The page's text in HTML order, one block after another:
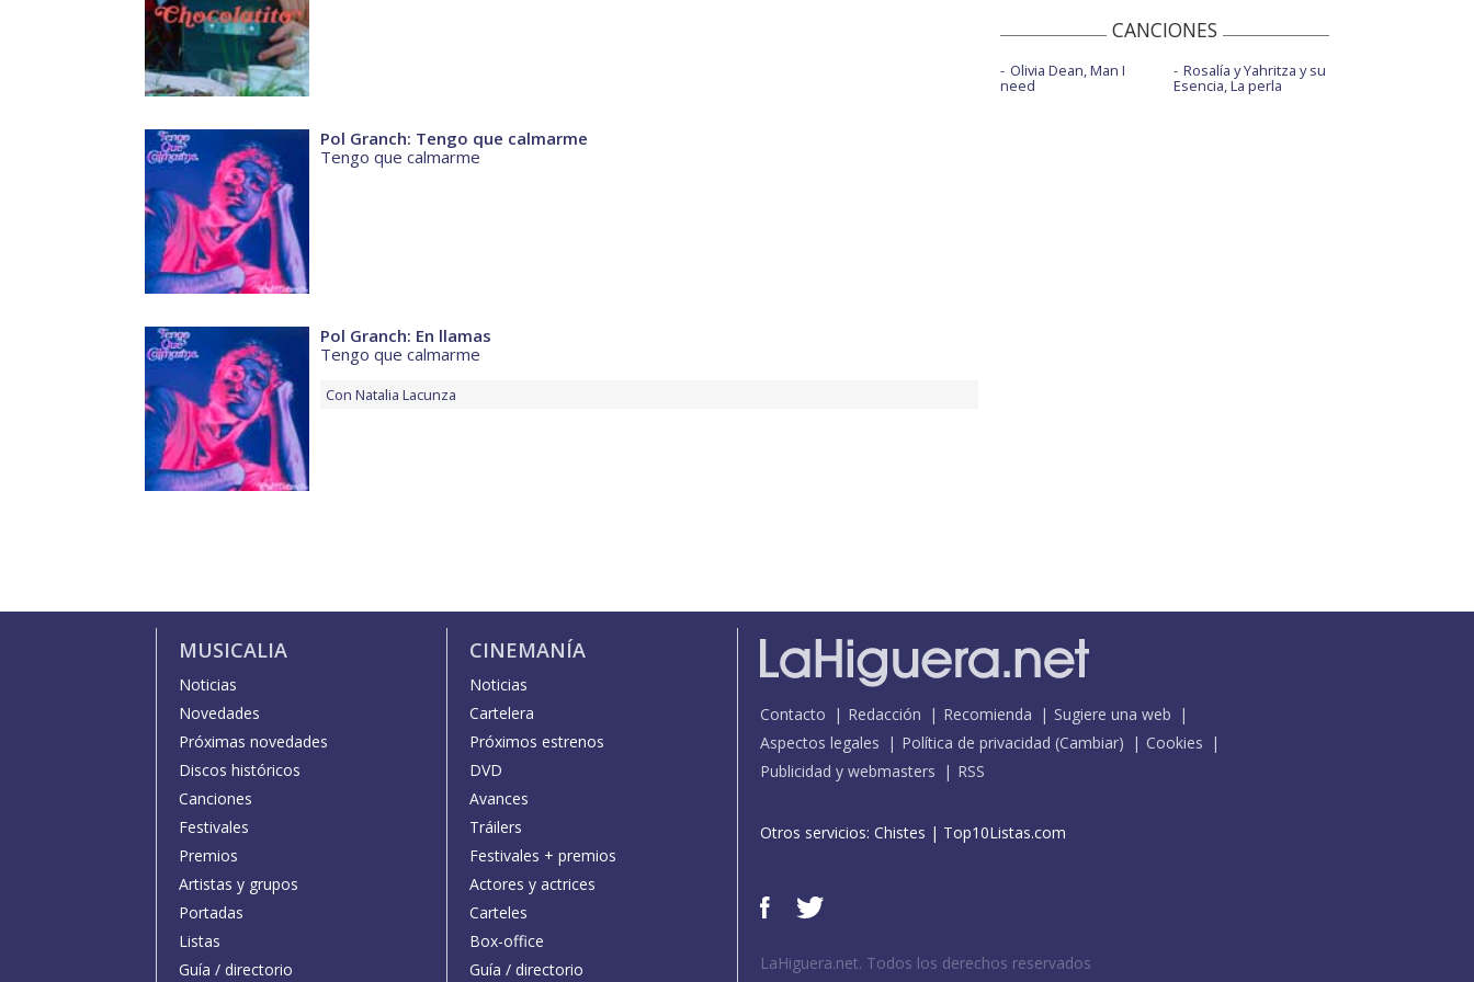
Pol Granch: Tengo que calmarme
Tengo que calmarme
Pol Granch: En llamas
Tengo que calmarme
Con Natalia Lacunza
CANCIONES
Olivia Dean, Man I
need
Rosalía y Yahritza y su
Esencia, La perla
MUSICALIA
Noticias
Novedades
Próximas novedades
Discos históricos
Canciones
Festivales
Premios
Artistas y grupos
Portadas
Listas
Guía / directorio
CINEMANÍA
Noticias
Cartelera
Próximos estrenos
DVD
Avances
Tráilers
Festivales + premios
Actores y actrices
Carteles
Box-office
Guía / directorio
Contacto Redacción Recomienda
Sugiere una web
Aspectos legales
Política de privacidad (Cambiar)
Cookies
Publicidad y webmasters
RSS
Otros servicios: Chistes | Top10Listas.com
LaHiguera.net. Todos los derechos reservados